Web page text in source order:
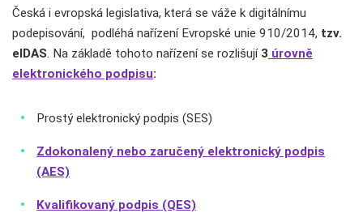
Česká i evropská legislativa, která se váže k digitálnímu
podepisování, podléhá nařízení Evropské unie 910/2014, tzv.
eIDAS. Na základě tohoto nařízení se rozlišují 3 úrovně
elektronického podpisu:
Prostý elektronický podpis (SES)
Zdokonalený nebo zaručený elektronický podpis
(AES)
Kvalifikovaný podpis (QES)